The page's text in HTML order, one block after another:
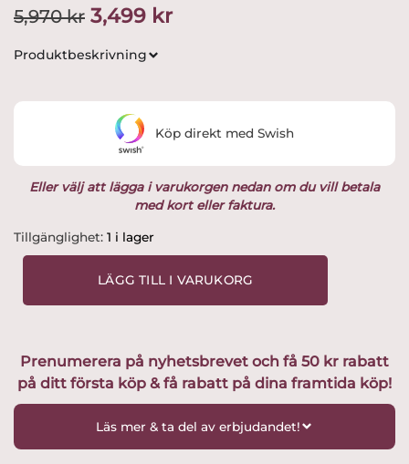
5,970kr Det
ursprungliga
var:
5,970 kr.
3,499 krDet
3,499 kr.
Produktbeskrivning
Eller välj att lägga i varukorgen nedan om du vill betala
med kort eller faktura.
Tillgänglighet: 1 i lager
Orrefors
st
champagneglas
design
LÄGG TILL I VARUKORG
Köp direkt med Swish
Prenumerera på nyhetsbrevet och få 50 kr rabatt
på ditt första köp & få rabatt på dina framtida köp!
Läs mer & ta del av erbjudandet!